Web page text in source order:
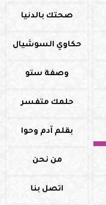
صحتك بالدنيا
حكاوي السوشيال
وصفة ستو
حلمك متفسر
بقلم آدم وحوا
من نحن
اتصل بنا